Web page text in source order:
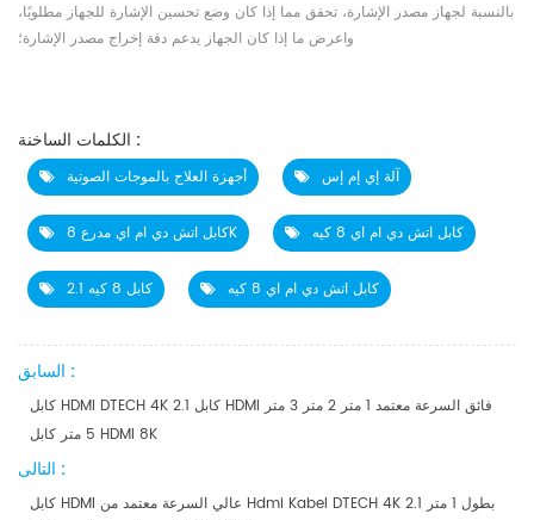
بالنسبة لجهاز مصدر الإشارة، تحقق مما إذا كان وضع تحسين الإشارة للجهاز مطلوبًا،
واعرض ما إذا كان الجهاز يدعم دقة إخراج مصدر الإشارة؛
الكلمات الساخنة :
أجهزة العلاج بالموجات الصوتية آلة إي إم إس
كابل اتش دي ام اي مدرع 8K كابل اتش دي ام اي 8 كيه
كابل 8 كيه 2.1 كابل اتش دي ام اي 8 كيه
السابق :
كابل HDMI DTECH 4K 2.1 كابل HDMI فائق السرعة معتمد 1 متر 2 متر 3 متر
5 متر كابل HDMI 8K
التالى :
كابل HDMI عالي السرعة معتمد من Hdmi Kabel DTECH 4K 2.1 بطول 1 متر